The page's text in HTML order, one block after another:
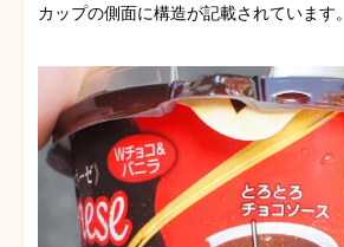
カップの側面に構造が記載されています。